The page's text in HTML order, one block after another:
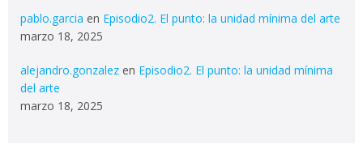
pablo.garcia en Episodio2. El punto: la unidad mínima del arte
marzo 18, 2025
alejandro.gonzalez en Episodio2. El punto: la unidad mínima
del arte
marzo 18, 2025